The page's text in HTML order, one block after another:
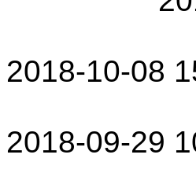
2018-10-08
2018-09-29